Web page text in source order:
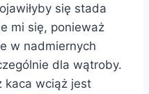
się stada
mi się, ponieważ
w nadmiernych
dla wątroby.
kaca wciąż jest